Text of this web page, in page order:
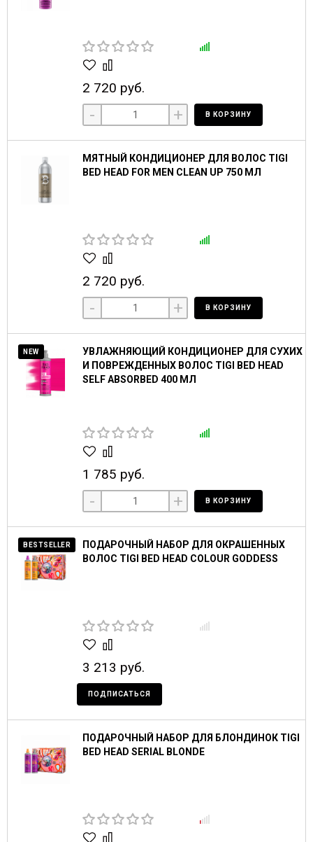
2 720 руб.
- + В КОРЗИНУ
МЯТНЫЙ КОНДИЦИОНЕР ДЛЯ ВОЛОС TIGI
BED HEAD FOR MEN CLEAN UP 750 МЛ
2 720 руб.
- + В КОРЗИНУ
NEW
УВЛАЖНЯЮЩИЙ КОНДИЦИОНЕР ДЛЯ СУХИХ
И ПОВРЕЖДЕННЫХ ВОЛОС TIGI BED HEAD
SELF ABSORBED 400 МЛ
1 785 руб.
- + В КОРЗИНУ
BESTSELLER
ПОДАРОЧНЫЙ НАБОР ДЛЯ ОКРАШЕННЫХ
ВОЛОС TIGI BED HEAD COLOUR GODDESS
3 213 руб.
ПОДПИСАТЬСЯ
ПОДАРОЧНЫЙ НАБОР ДЛЯ БЛОНДИНОК TIGI
BED HEAD SERIAL BLONDE